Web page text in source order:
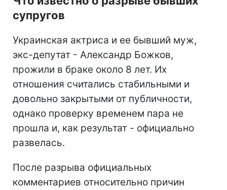
супругов
Украинская актриса и ее бывший муж,
экс-депутат - Александр Божков,
прожили в браке около 8 лет. Их
отношения считались стабильными и
довольно закрытыми от публичности,
однако проверку временем пара не
прошла и, как результат - официально
развелась.
После разрыва официальных
комментариев относительно причин